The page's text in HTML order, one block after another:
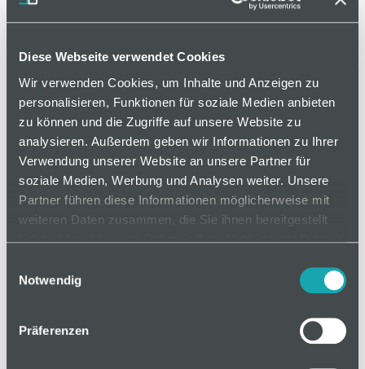
Diese Webseite verwendet Cookies
Wir verwenden Cookies, um Inhalte und Anzeigen zu
personalisieren, Funktionen für soziale Medien anbieten
zu können und die Zugriffe auf unsere Website zu
analysieren. Außerdem geben wir Informationen zu Ihrer
Verwendung unserer Website an unsere Partner für
soziale Medien, Werbung und Analysen weiter. Unsere
Partner führen diese Informationen möglicherweise mit
weiteren Daten zusammen, die Sie ihnen bereitgestellt
haben oder die sie im Rahmen Ihrer Nutzung der Dienste
Notwendig
Präferenzen
Tastaturauszug
Artikelnummer 110000362 / Alte Materialnummer:
406200150
Die praktische Untertischmontage schafft mehr
Platz auf dem Arbeitstisch. Die Ablage ist für
Tastatur und Maus geeignet.
auf Anfrage
Mindestbestellmenge: 1
In den Warenkorb